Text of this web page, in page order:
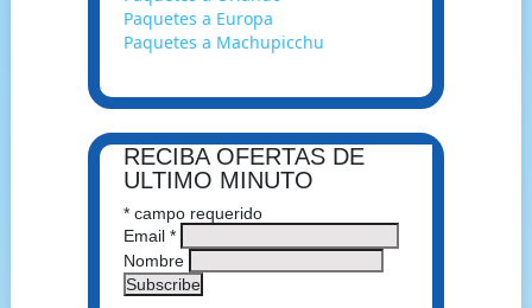
Paquetes a Europa
Paquetes a Machupicchu
RECIBA OFERTAS DE
ULTIMO MINUTO
*campo requerido
Email *
Nombre